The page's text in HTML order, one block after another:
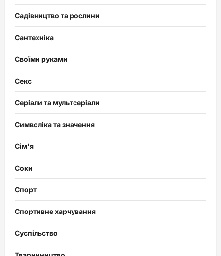
Садівництво та рослини
Сантехніка
Своїми руками
Секс
Серіали та мультсеріали
Символіка та значення
Сім'я
Соки
Спорт
Спортивне харчування
Суспільство